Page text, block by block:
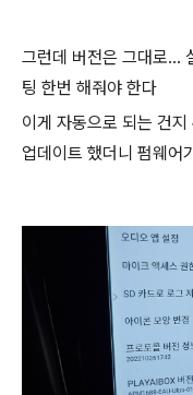
그런데 버전은 그대로...
팅 한번 해줘야 한다
이게 자동으로 되는 건
업데이트 했더니 펌웨어